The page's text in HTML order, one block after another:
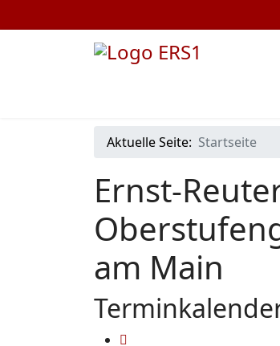
Aktuelle Seite: Startseite
Ernst-
am Main